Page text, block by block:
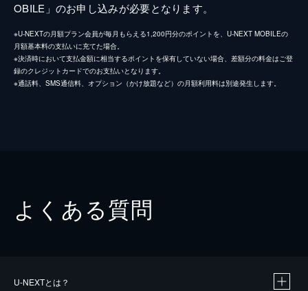
OBILE」のお申し込みが必要となります。
※U-NEXTの月額プラン会員が毎月もらえる1,200円分のポイントを、U-NEXT MOBILEの
月額基本料の支払いに充てた場合。
※決済時において支払金額に相当するポイントを保有していない場合、差額分の料金はご登
録のクレジットカードでのお支払いとなります。
※通話料、SMS通信料、オプション（かけ放題など）の月額利用料は別途発生します。
よくある質問
U-NEXTとは？